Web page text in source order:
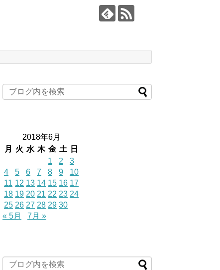
2018年6月
月
火 水 木 金 土
日
1
2
3
4
5 6 7 8 9
10
11 12 13 14 15 16 17
18 19 20 21 22 23 24
25 26 27 28 29 30
« 5月
7月 »